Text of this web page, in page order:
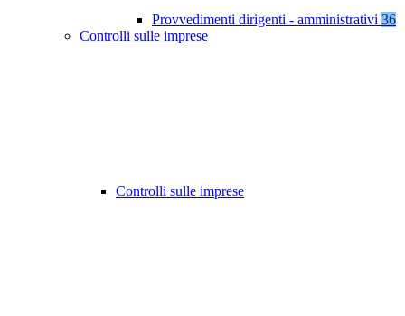
Provvedimenti dirigenti - amministrativi 36
Controlli sulle imprese
Controlli sulle imprese